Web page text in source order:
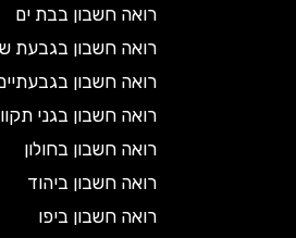
רואה חשבון בבת ים
רואה חשבון בגבעת שמואל
רואה חשבון בגבעתיים
רואה חשבון בגני תקווה
רואה חשבון בחולון
רואה חשבון ביהוד
רואה חשבון ביפו